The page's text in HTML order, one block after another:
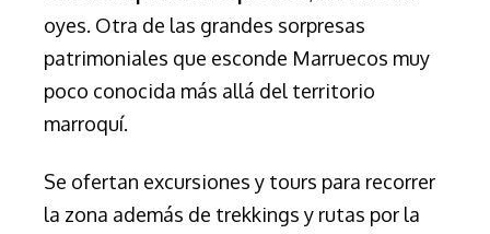
oyes. Otra de las grandes sorpresas
patrimoniales que esconde Marruecos muy
poco conocida más allá del territorio
marroquí.
Se ofertan excursiones y tours para recorrer
la zona además de trekkings y rutas por la